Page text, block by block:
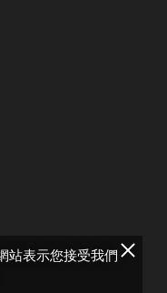
站表示您接受我們